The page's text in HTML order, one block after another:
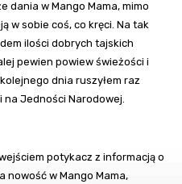
dania w Mango Mama, mimo
w sobie coś, co kręci. Na tak
ilości dobrych tajskich
pewien powiew świeżości i
dnia ruszyłem raz
Jedności Narodowej.
potykacz z informacją o
nowość w Mango Mama,